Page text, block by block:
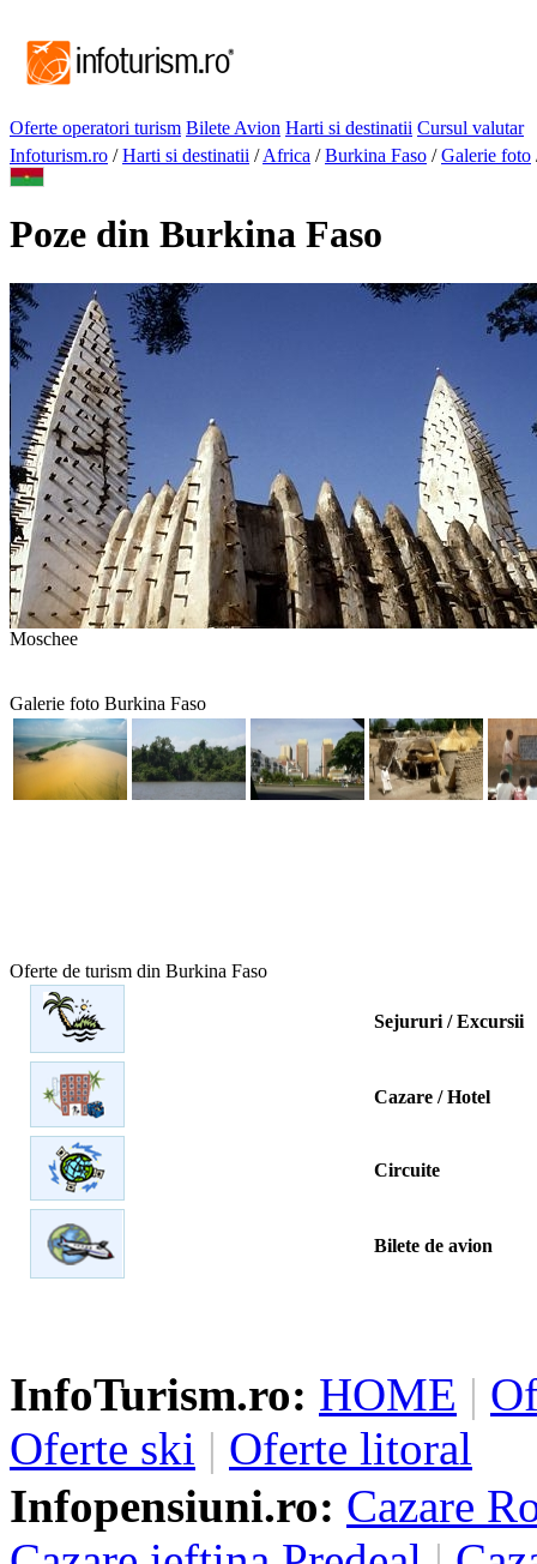
Oferte operatori turism Bilete Avion Harti si destinatii Cursul valutar
Infoturism.ro /Harti si destinatii /Africa /Burkina Faso /Galerie foto
Poze din Burkina Faso
Moschee
Galerie foto Burkina Faso
Oferte de turism din Burkina Faso
Sejururi / Excursii
Cazare / Hotel
Circuite
Bilete de avion
InfoTurism.ro: HOME |
Oferte ski | Oferte litoral
Infopensiuni.ro: Cazare